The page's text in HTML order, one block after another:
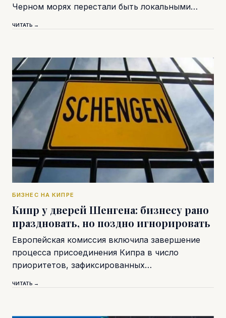
Черном морях перестали быть локальными…
ЧИТАТЬ →
БИЗНЕС НА КИПРЕ
Кипр у дверей Шенгена: бизнесу рано
праздновать, но поздно игнорировать
Европейская комиссия включила завершение
процесса присоединения Кипра в число
приоритетов, зафиксированных…
ЧИТАТЬ →